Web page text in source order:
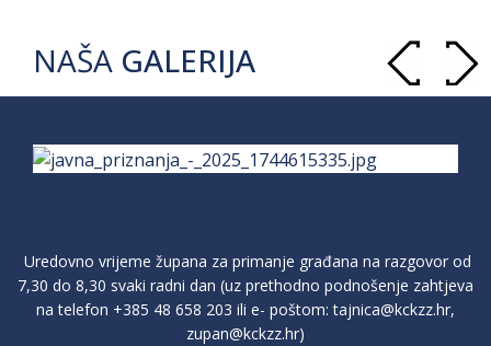
NAŠA GALERIJA
Uredovno vrijeme župana za primanje građana na razgovor od
7,30 do 8,30 svaki radni dan (uz prethodno podnošenje zahtjeva
na telefon +385 48 658 203 ili e- poštom:tajnica@kckzz.hr,
zupan@kckzz.hr)